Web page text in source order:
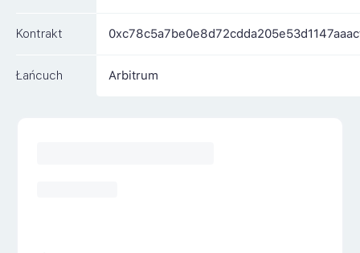
Kontrakt
Łańcuch Arbitrum